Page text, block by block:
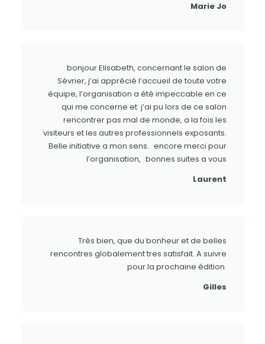
Marie Jo
bonjour Elisabeth, concernant le salon de
Sévrier, j’ai apprécié l’accueil de toute votre
équipe, l’organisation a été impeccable en ce
qui me concerne et j’ai pu lors de ce salon
rencontrer pas mal de monde, a la fois les
visiteurs et les autres professionnels exposants.
Belle initiative a mon sens. encore merci pour
l’organisation, bonnes suites a vous
Laurent
Très bien, que du bonheur et de belles
rencontres globalement tres satisfait. A suivre
pour la prochaine édition.
Gilles